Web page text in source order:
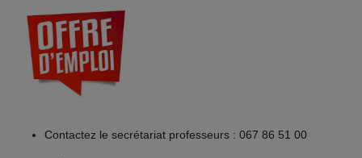
Contactez le secrétariat professeurs : 067 86 51 00